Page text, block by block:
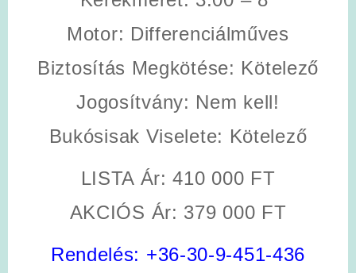
Motor: Differenciálműves
Biztosítás Megkötése: Kötelező
Jogosítvány: Nem kell!
Bukósisak Viselete: Kötelező
LISTA Ár: 410 000 FT
AKCIÓS Ár: 379 000 FT
Rendelés: +36-30-9-451-436